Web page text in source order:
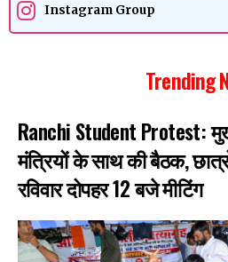
Instagram Group
Trending
Ranchi Student Protest:
मंत्रियों के साथ की बैठक,
रविवार दोपहर 12 बजे मीटिंग